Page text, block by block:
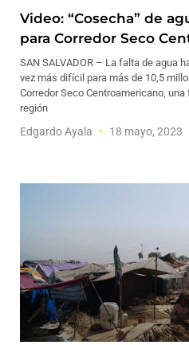
Video: “Cosecha” de
para Corredor Seco
SAN SALVADOR – La falta de agua
vez más difícil para más de 10,5
Corredor Seco Centroamericano,
región
Edgardo Ayala 18 mayo, 2023